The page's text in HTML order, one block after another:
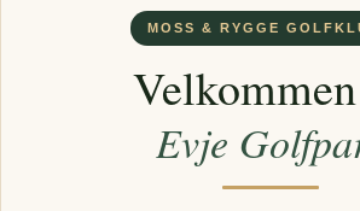
MOSS & RYGGE
Evje